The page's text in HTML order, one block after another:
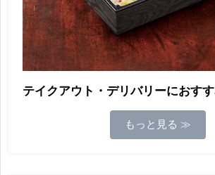
テイクアウト・デリバリーにおす
もっと見る ≫